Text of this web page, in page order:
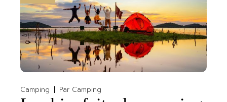
Camping Par Camping